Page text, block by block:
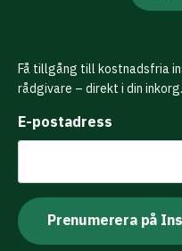
Få tillgång till kostnadsfria
rådgivare – direkt i din inkorg.
E-postadress